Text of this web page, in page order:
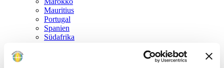
Mauritius
Portugal
Spanien
Südafrika